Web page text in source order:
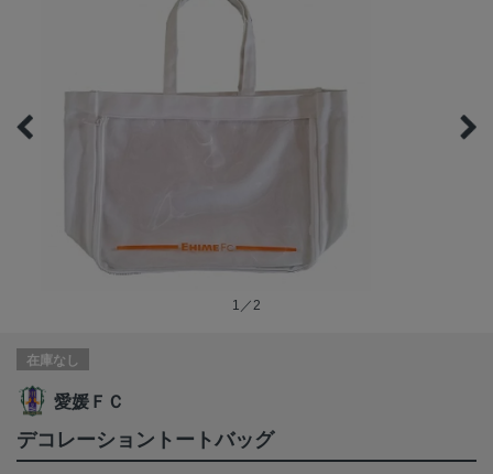
1／2
在庫なし
愛媛ＦＣ
デコレーショントートバッグ